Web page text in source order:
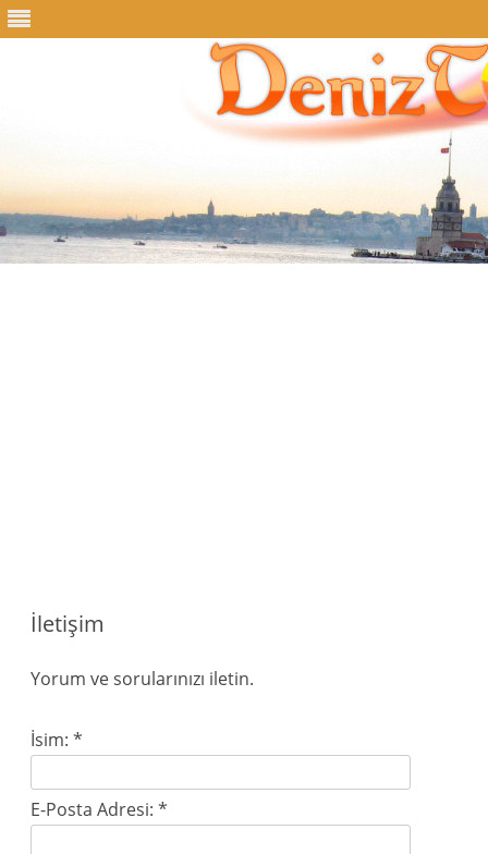
İletişim
Yorum ve sorularınızı iletin.
İsim: *
E-Posta Adresi: *